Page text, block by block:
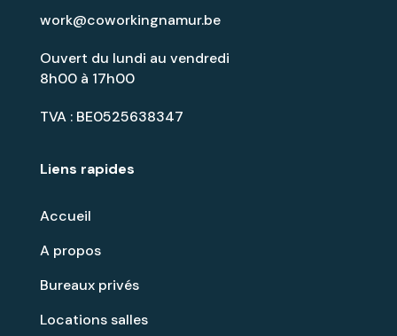
Liens rapides
Accueil
A propos
Bureaux privés
Locations salles
work@coworkingnamur.be
Ouvert du lundi au vendredi
8h00 à 17h00
TVA : BE0525638347